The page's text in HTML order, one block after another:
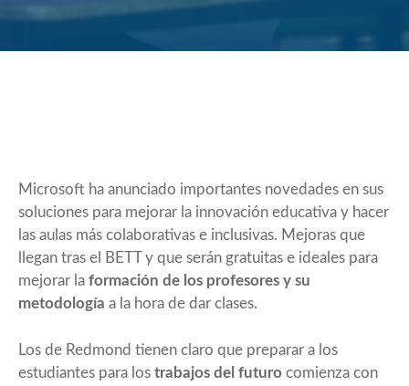
Microsoft ha anunciado importantes novedades en sus
soluciones para mejorar la innovación educativa y hacer
las aulas más colaborativas e inclusivas. Mejoras que
llegan tras el BETT y que serán gratuitas e ideales para
mejorar la formación de los profesores y su
metodología a la hora de dar clases.
Los de Redmond tienen claro que preparar a los
estudiantes para los trabajos del futuro comienza con